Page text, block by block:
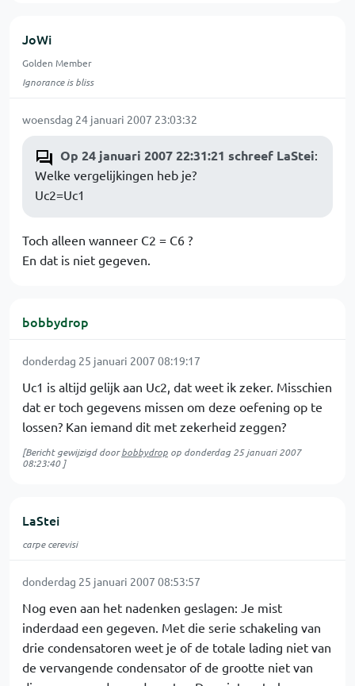
JoWi
Golden Member
Ignorance is bliss
woensdag 24 januari 2007 23:03:32
Op 24 januari 2007 22:31:21 schreef LaStei:
Welke vergelijkingen heb je?
Uc2=Uc1
Toch alleen wanneer C2 = C6 ?
En dat is niet gegeven.
bobbydrop
donderdag 25 januari 2007 08:19:17
Uc1 is altijd gelijk aan Uc2, dat weet ik zeker. Misschien
dat er toch gegevens missen om deze oefening op te
lossen? Kan iemand dit met zekerheid zeggen?
[Bericht gewijzigd doorbobbydrop op donderdag 25 januari 2007
08:23:40]
LaStei
carpe cerevisi
donderdag 25 januari 2007 08:53:57
Nog even aan het nadenken geslagen: Je mist
inderdaad een gegeven. Met die serie schakeling van
drie condensatoren weet je of de totale lading niet van
de vervangende condensator of de grootte niet van